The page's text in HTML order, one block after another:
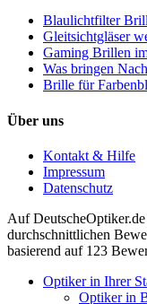
Blaulichtfilter
Gleitsichtgläser
Gaming Brillen
Was bringen
Brille für
Über uns
Kontakt & Hilfe
Impressum
Datenschutz
AufDeutscheOptiker.de
durchschnittlichen
basierend auf 123
Optiker in Ihrer
Optiker in